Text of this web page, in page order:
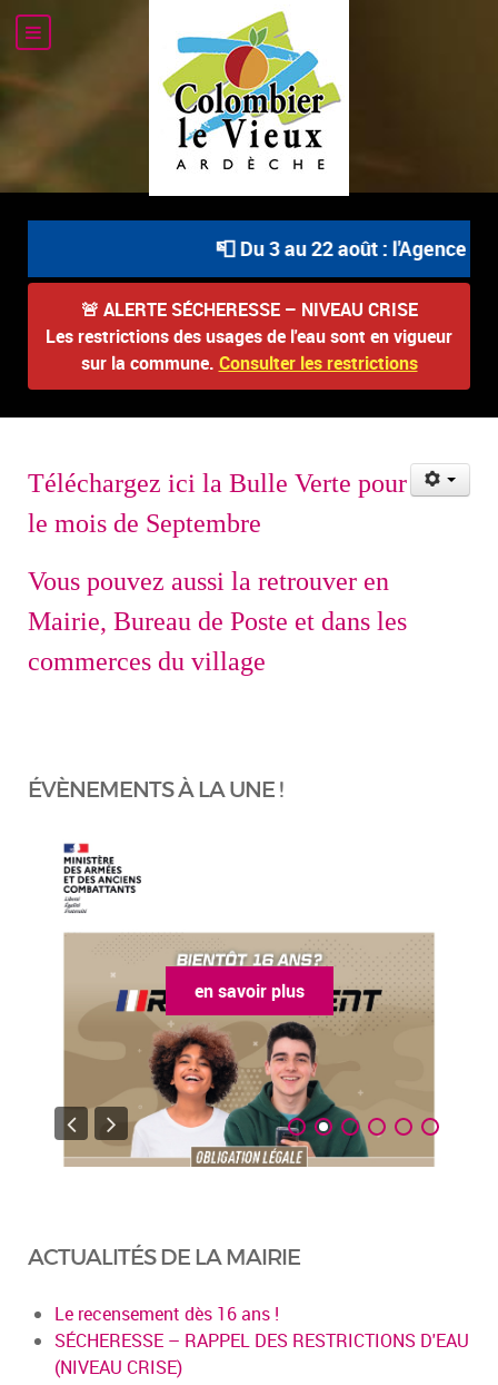
📮 Du 3 au 22 août : l'Agence
🚨 ALERTE SÉCHERESSE – NIVEAU CRISE
Les restrictions des usages de l'eau sont en vigueur
sur la commune. Consulter les restrictions
Téléchargez ici la Bulle Verte pour
le mois de Septembre
Vous pouvez aussi la retrouver en
Mairie, Bureau de Poste et dans les
commerces du village
ÉVÈNEMENTS À LA UNE !
en savoir plus
ACTUALITÉS DE LA MAIRIE
Le recensement dès 16 ans !
SÉCHERESSE – RAPPEL DES RESTRICTIONS D'EAU
(NIVEAU CRISE)